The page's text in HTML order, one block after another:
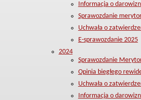
Informacja o
Sprawozdanie
Uchwała o
E-sprawozdanie 2025
2024
Sprawozdanie
Opinia biegłego
Uchwała o
Informacja o